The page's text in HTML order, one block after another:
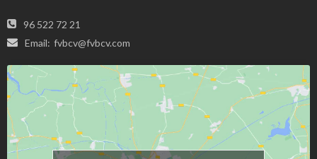
96 522 72 21
Email: fvbcv@fvbcv.com